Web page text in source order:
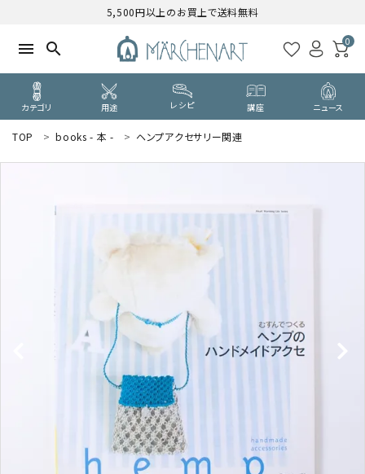
5,500円以上のお買上で送料無料
menu search 0
カテゴリ 用途 レシピ 講座 ニュース
WELCOME
新規会員登録
CATEGORY
カテゴリーから探す
TOP books - 本 - ヘンプアクセサリー関連